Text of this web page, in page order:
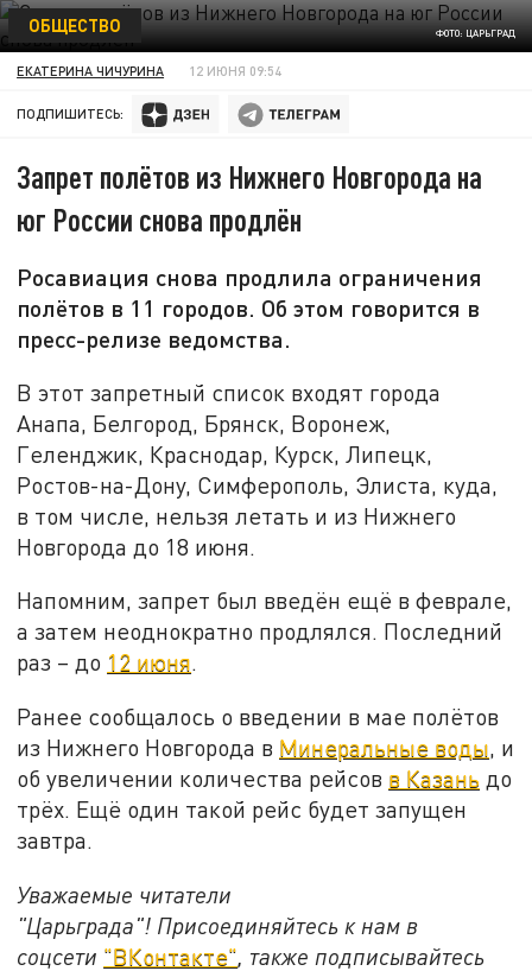
ФОТО: ЦАРЬГРАД
ОБЩЕСТВО
ЕКАТЕРИНА ЧИЧУРИНА 12 ИЮНЯ 09:54
ПОДПИШИТЕСЬ:
Запрет полётов из Нижнего Новгорода на
юг России снова продлён
Росавиация снова продлила ограничения
полётов в 11 городов. Об этом говорится в
пресс-релизе ведомства.
В этот запретный список входят города
Анапа, Белгород, Брянск, Воронеж,
Геленджик, Краснодар, Курск, Липецк,
Ростов-на-Дону, Симферополь, Элиста, куда,
в том числе, нельзя летать и из Нижнего
Новгорода до 18 июня.
Напомним, запрет был введён ещё в феврале,
а затем неоднократно продлялся. Последний
раз – до 12 июня.
Ранее сообщалось о введении в мае полётов
из Нижнего Новгорода в Минеральные воды, и
об увеличении количества рейсов в Казань до
трёх. Ещё один такой рейс будет запущен
завтра.
Уважаемые читатели
"Царьграда"! Присоединяйтесь к нам в
соцсети "ВКонтакте", также подписывайтесь